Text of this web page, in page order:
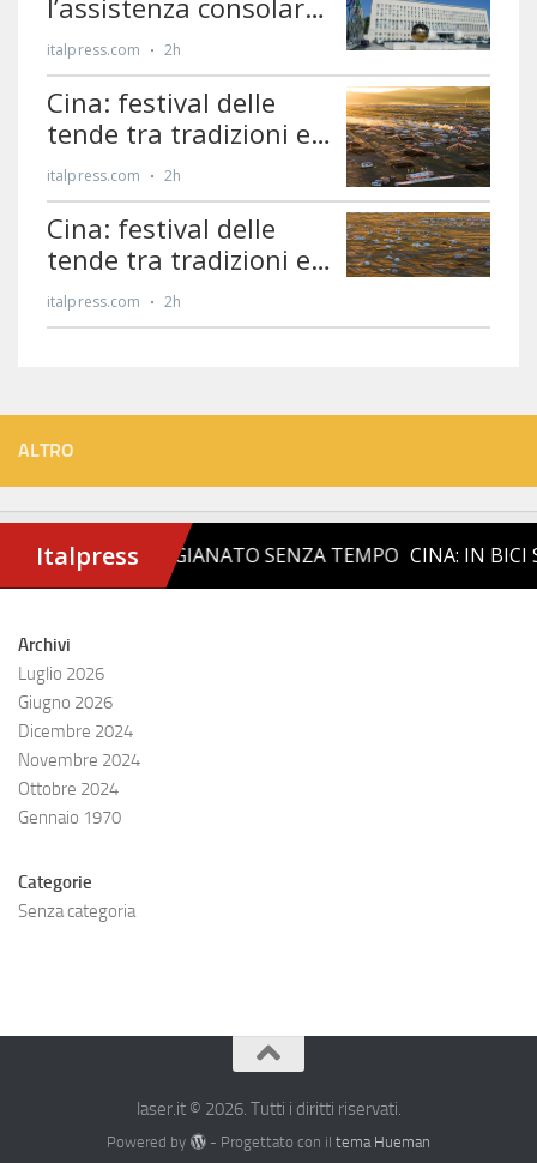
ALTRO
Archivi
Luglio 2026
Giugno 2026
Dicembre 2024
Novembre 2024
Ottobre 2024
Gennaio 1970
Categorie
Senza categoria
laser.it © 2026. Tutti i diritti riservati.
Powered by - Progettato con il tema Hueman